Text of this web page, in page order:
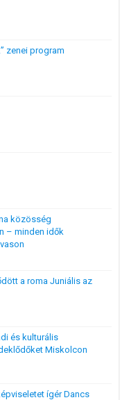
zenei program
közösség
– minden idők
a roma Juniális az
és kulturális
Miskolcon
ígér Dancs